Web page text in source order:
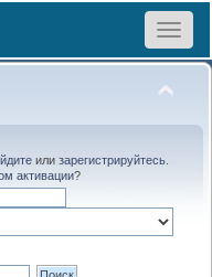
Toggle
или зарегистрируйтесь.
активации?